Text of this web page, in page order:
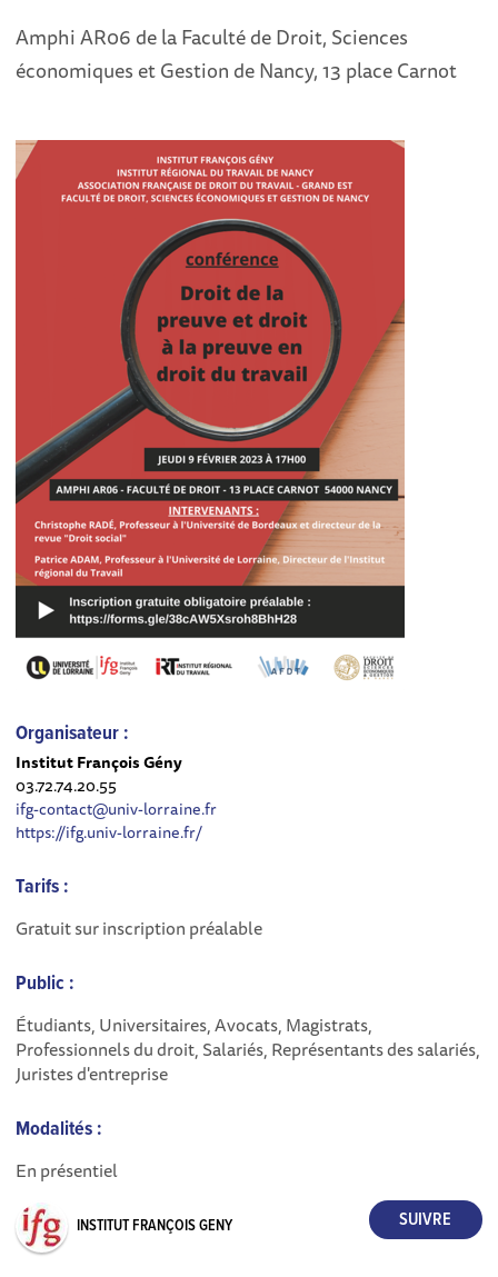
Amphi AR06 de la Faculté de Droit, Sciences
économiques et Gestion de Nancy, 13 place Carnot
Organisateur :
Institut François Gény
03.72.74.20.55
ifg-contact@univ-lorraine.fr
https://ifg.univ-lorraine.fr/
Tarifs :
Gratuit sur inscription préalable
Public :
Étudiants, Universitaires, Avocats, Magistrats,
Professionnels du droit, Salariés, Représentants des salariés,
Juristes d'entreprise
Modalités :
En présentiel
INSTITUT FRANÇOIS GENY